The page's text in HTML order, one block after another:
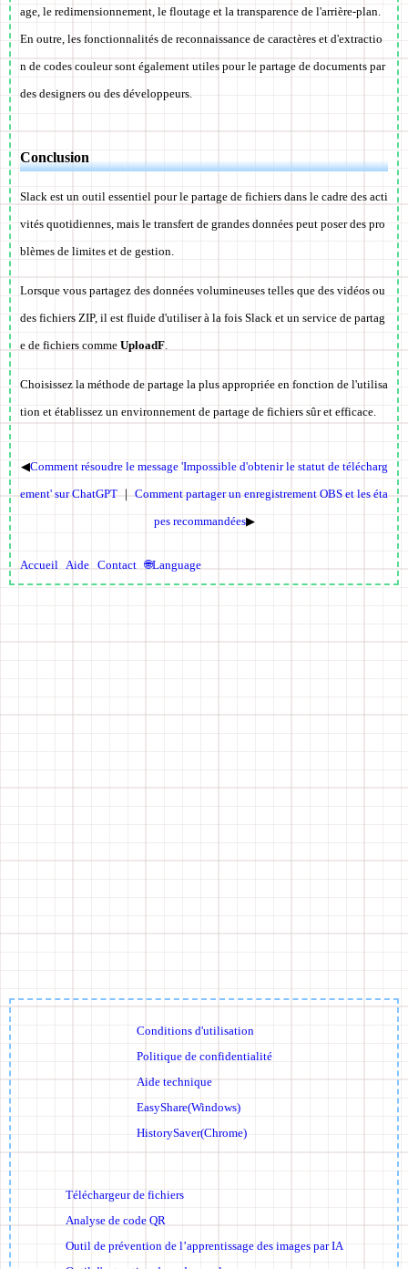
age, le redimensionnement, le floutage et la transparence de l'arrière-plan.
En outre, les fonctionnalités de reconnaissance de caractères et d'extractio
n de codes couleur sont également utiles pour le partage de documents par
des designers ou des développeurs.
Conclusion
Slack est un outil essentiel pour le partage de fichiers dans le cadre des acti
vités quotidiennes, mais le transfert de grandes données peut poser des pro
blèmes de limites et de gestion.
Lorsque vous partagez des données volumineuses telles que des vidéos ou
des fichiers ZIP, il est fluide d'utiliser à la fois Slack et un service de partag
e de fichiers comme UploadF.
Choisissez la méthode de partage la plus appropriée en fonction de l'utilisa
tion et établissez un environnement de partage de fichiers sûr et efficace.
◀Comment résoudre le message 'Impossible d'obtenir le statut de télécharg
ement' sur ChatGPT ｜ Comment partager un enregistrement OBS et les éta
pes recommandées▶
Accueil Aide Contact 🌐Language
Conditions d'utilisation
Politique de confidentialité
Aide technique
EasyShare(Windows)
HistorySaver(Chrome)
Téléchargeur de fichiers
Analyse de code QR
Outil de prévention de l’apprentissage des images par IA